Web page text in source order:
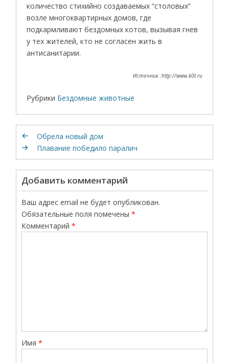
количество стихийно создаваемых “столовых”
возле многоквартирных домов, где
подкармливают бездомных котов, вызывая гнев
у тех жителей, кто не согласен жить в
антисанитарии.
Источник :http://www.k0t.ru
Рубрики Бездомные животные
Обрела новый дом
Плавание победило паралич
Добавить комментарий
Ваш адрес email не будет опубликован.
Обязательные поля помечены*
Комментарий*
Имя*